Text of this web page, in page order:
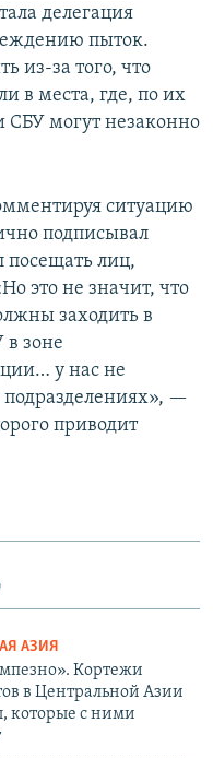
делегация
пыток.
из-за того, что
в места, где, по их
СБУ могут незаконно
ситуацию
подписывал
посещать лиц,
это не значит, что
заходить в
в зоне
у нас не
—
приводит
АЗИЯ
Кортежи
в Центральной Азии
которые с ними